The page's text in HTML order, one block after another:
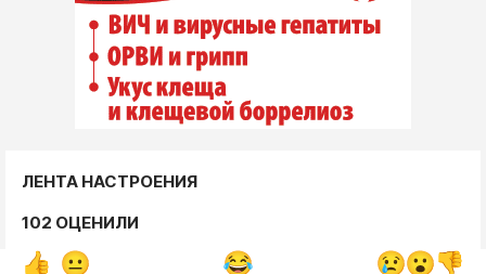
ЛЕНТА НАСТРОЕНИЯ
102 ОЦЕНИЛИ